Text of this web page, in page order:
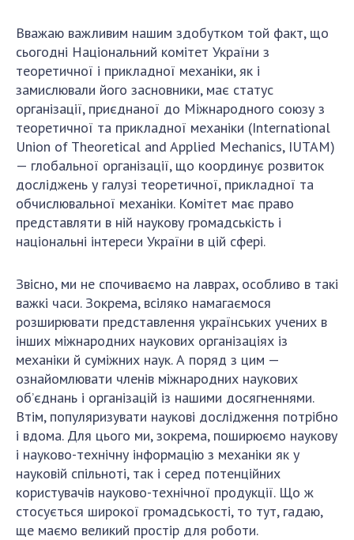
Вважаю важливим нашим здобутком той факт, що
сьогодні Національний комітет України з
теоретичної і прикладної механіки, як і
замислювали його засновники, має статус
організації, приєднаної до Міжнародного союзу з
теоретичної та прикладної механіки (International
Union of Theoretical and Applied Mechanics, IUTAM)
— глобальної організації, що координує розвиток
досліджень у галузі теоретичної, прикладної та
обчислювальної механіки. Комітет має право
представляти в ній наукову громадськість і
національні інтереси України в цій сфері.
Звісно, ми не спочиваємо на лаврах, особливо в такі
важкі часи. Зокрема, всіляко намагаємося
розширювати представлення українських учених в
інших міжнародних наукових організаціях із
механіки й суміжних наук. А поряд з цим —
ознайомлювати членів міжнародних наукових
об’єднань і організацій із нашими досягненнями.
Втім, популяризувати наукові дослідження потрібно
і вдома. Для цього ми, зокрема, поширюємо наукову
і науково-технічну інформацію з механіки як у
науковій спільноті, так і серед потенційних
користувачів науково-технічної продукції. Що ж
стосується широкої громадськості, то тут, гадаю,
ще маємо великий простір для роботи.